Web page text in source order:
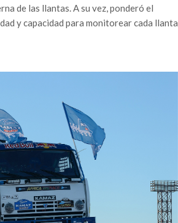
de las llantas. A su vez, ponderó el
y capacidad para monitorear cada llanta